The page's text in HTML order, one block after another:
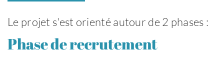
Le projet s'est orienté autour de 2 phases :
Phase de recrutement